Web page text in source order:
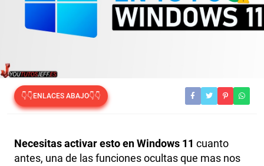
👇👇ENLACES ABAJO👇👇
Necesitas activar esto en Windows 11 cuanto
antes, una de las funciones ocultas que mas nos